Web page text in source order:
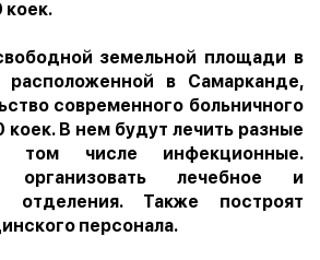
коек.
земельной площади в
расположенной в Самарканде,
современного больничного
коек. В нем будут лечить разные
том числе инфекционные.
организовать лечебное и
отделения. Также построят
персонала.